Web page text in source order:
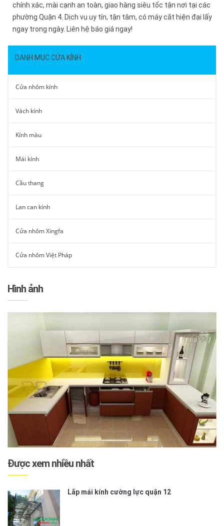
chính xác, mài cạnh an toàn, giao hàng siêu tốc tận nơi tại các
phường Quận 4. Dịch vụ uy tín, tận tâm, có máy cắt hiện đại lấy
ngay trong ngày. Liên hệ báo giá ngay!
DANH MỤC CỬA KÍNH
Cửa nhôm kính
Vách kính
Kính màu
Mái kính
Cầu thang
Lan can kính
Cửa nhôm Xingfa
Cửa nhôm Việt Pháp
Hình ảnh
Được xem nhiều nhất
Lắp mái kính cường lực quận 12